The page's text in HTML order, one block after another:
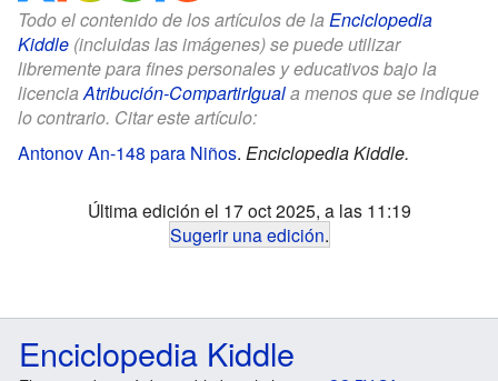
Todo el contenido de los artículos de la Enciclopedia
Kiddle (incluidas las imágenes) se puede utilizar
libremente para fines personales y educativos bajo la
licenciaAtribución-CompartirIguala menos que se indique
lo contrario. Citar este artículo:
Antonov An-148 para Niños. Enciclopedia Kiddle.
Última edición el 17 oct 2025, a las 11:19
Sugerir una edición.
Enciclopedia Kiddle